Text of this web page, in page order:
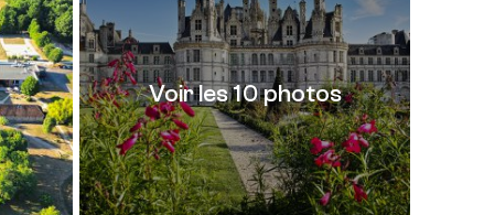
Voir les 10 photos